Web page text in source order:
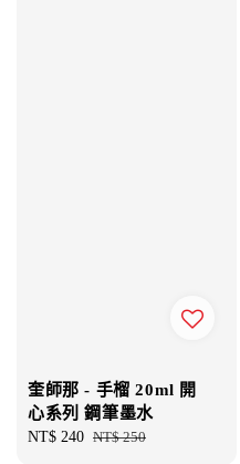
奎師那 - 手榴 20ml 開
心系列 鋼筆墨水
Sale
NT$ 240 Regular
NT$ 250